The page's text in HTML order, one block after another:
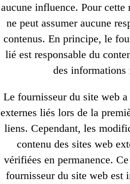
aucune influence. Pour
ne peut assumer aucune
contenus. En principe, le
lié est responsable du
des informations
Le fournisseur du site web
externes liés lors de la
liens. Cependant, les
contenu des sites web
vérifiées en permanence.
fournisseur du site web est